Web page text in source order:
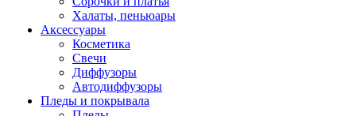
Халаты, пеньюары
Аксессуары
Косметика
Свечи
Диффузоры
Автодиффузоры
Пледы и покрывала